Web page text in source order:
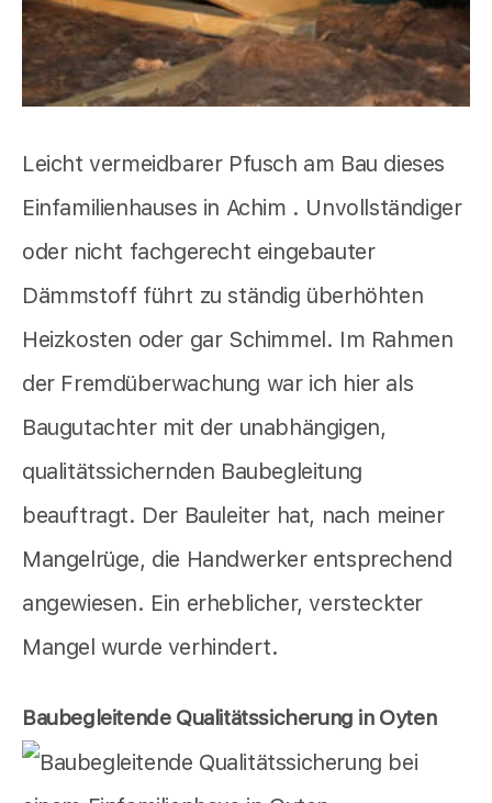
Leicht vermeidbarer Pfusch am Bau dieses
Einfamilienhauses in Achim . Unvollständiger
oder nicht fachgerecht eingebauter
Dämmstoff führt zu ständig überhöhten
Heizkosten oder gar Schimmel. Im Rahmen
der Fremdüberwachung war ich hier als
Baugutachter mit der unabhängigen,
qualitätssichernden Baubegleitung
beauftragt. Der Bauleiter hat, nach meiner
Mangelrüge, die Handwerker entsprechend
angewiesen. Ein erheblicher, versteckter
Mangel wurde verhindert.
Baubegleitende Qualitätssicherung in Oyten